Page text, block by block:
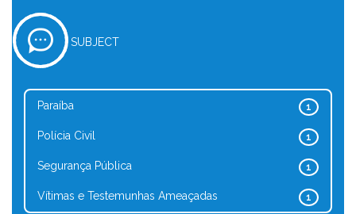
SUBJECT
1
Paraíba
1
Polícia Civil
1
Segurança Pública
1
Vítimas e Testemunhas Ameaçadas